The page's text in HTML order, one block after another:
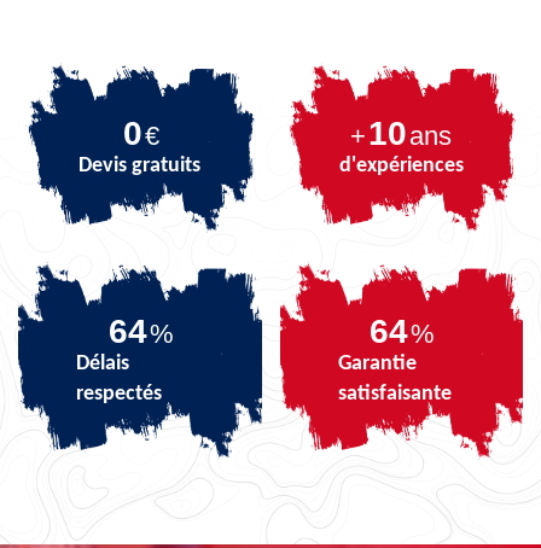
0€
Devis gratuits
+10ans
d'expériences
80%
Délais
respectés
80%
Garantie
satisfaisante